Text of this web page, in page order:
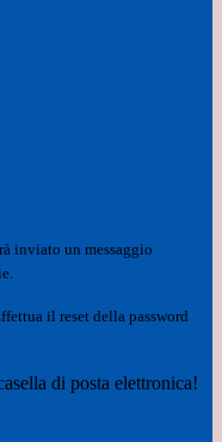
inviato un messaggio
il reset della password
di posta elettronica!